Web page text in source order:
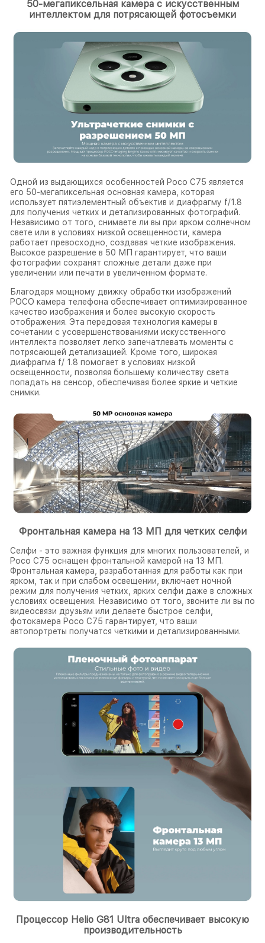
50-мегапиксельная камера с искусственным
интеллектом для потрясающей фотосъемки
Одной из выдающихся особенностей Poco C75 является
его 50-мегапиксельная основная камера, которая
использует пятиэлементный объектив и диафрагму f/1.8
для получения четких и детализированных фотографий.
Независимо от того, снимаете ли вы при ярком солнечном
свете или в условиях низкой освещенности, камера
работает превосходно, создавая четкие изображения.
Высокое разрешение в 50 МП гарантирует, что ваши
фотографии сохранят сложные детали даже при
увеличении или печати в увеличенном формате.
Благодаря мощному движку обработки изображений
POCO камера телефона обеспечивает оптимизированное
качество изображения и более высокую скорость
отображения. Эта передовая технология камеры в
сочетании с усовершенствованиями искусственного
интеллекта позволяет легко запечатлевать моменты с
потрясающей детализацией. Кроме того, широкая
диафрагма f/ 1.8 помогает в условиях низкой
освещенности, позволяя большему количеству света
попадать на сенсор, обеспечивая более яркие и четкие
снимки.
Фронтальная камера на 13 МП для четких селфи
Селфи - это важная функция для многих пользователей, и
Poco C75 оснащен фронтальной камерой на 13 МП.
Фронтальная камера, разработанная для работы как при
ярком, так и при слабом освещении, включает ночной
режим для получения четких, ярких селфи даже в сложных
условиях освещения. Независимо от того, звоните ли вы по
видеосвязи друзьям или делаете быстрое селфи,
фотокамера Poco C75 гарантирует, что ваши
автопортреты получатся четкими и детализированными.
Процессор Helio G81 Ultra обеспечивает высокую
производительность